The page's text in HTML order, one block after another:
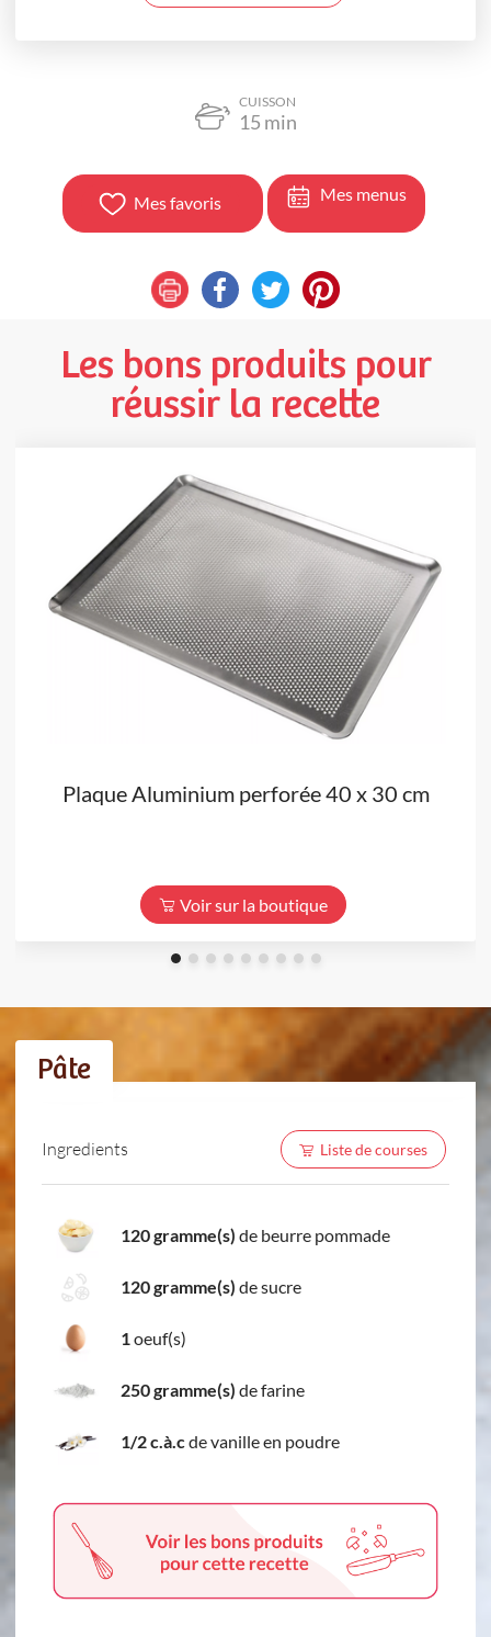
CUISSON
15 min
Mes favoris Mes menus
Les bons produits pour
réussir la recette
Plaque Aluminium perforée 40 x 30 cm
Voir sur la boutique
Pâte
Ingredients Liste de courses
120 gramme(s) de beurre pommade
120 gramme(s) de sucre
1oeuf(s)
250 gramme(s) de farine
1/2 c.à.cde vanille en poudre